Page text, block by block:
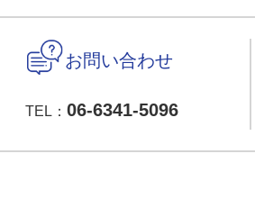
お問い合わせ
TEL： 06-6341-5096